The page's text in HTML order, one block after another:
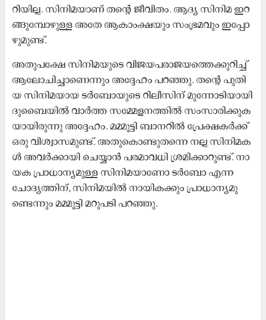
റി​യി​ല്ല. സി​നി​മ​യാ​ണ്​ ത​ന്‍റെ ജീ​വി​തം. ആ​ദ്യ സി​നി​മ ഇ​റ​
ങ്ങു​മ്പോ​ഴു​ള്ള അ​തേ ആ​കാം​ക്ഷ​യും സം​ഭ്ര​മ​വും ഇ​പ്പോ​
ഴു​മു​ണ്ട്.
അ​തു​പ​ക്ഷേ സി​നി​മ​യു​ടെ വി​ജ​യ​പ​രാ​ജ​യ​ത്തെ​ക്കു​റി​ച്ച്​
ആ​ലോ​ചി​ച്ചാ​ണെ​ന്നും അ​ദ്ദേ​ഹം പ​റ​ഞ്ഞു. ത​ന്‍റെ പു​തി​
യ സി​നി​മ​യാ​യ ട​ർ​ബോ​യു​ടെ റി​ലീ​സി​ന്​ മു​ന്നോ​ടി​യാ​യി
ദു​ബൈ​യി​ൽ വാ​ർ​ത്ത സ​മ്മേ​ള​ന​ത്തി​ൽ സം​സാ​രി​ക്കു​ക​
യാ​യി​രു​ന്നു അ​ദ്ദേ​ഹം. മ​മ്മൂ​ട്ടി ബാ​ന​റി​ൽ പ്രേ​ക്ഷ​ക​ർ​ക്ക്​
ഒ​രു വി​ശ്വാ​സ​മു​ണ്ട്. അ​തു​കൊ​ണ്ടു​ത​ന്നെ ന​ല്ല സി​നി​മ​ക​
ൾ​ അ​വ​ർ​ക്കാ​യി ചെ​യ്യാ​ൻ പ​ര​മാ​വ​ധി ശ്ര​മി​ക്കാ​റു​ണ്ട്. നാ​
യ​ക പ്രാ​ധാ​ന്യ​മു​ള്ള സി​നി​മ​യാ​ണോ ട​ർ​ബോ എ​ന്ന
ചോ​ദ്യ​ത്തി​ന്, സി​നി​മ​യി​ൽ നാ​യി​ക​ക്കും പ്രാ​ധാ​ന്യ​മു​
ണ്ടെ​ന്നും മ​മ്മൂ​ട്ടി മ​റു​പ​ടി പ​റ​ഞ്ഞു.